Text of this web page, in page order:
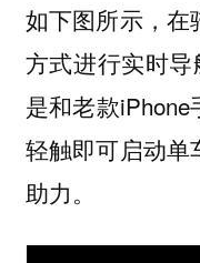
如下图所示，在
方式进行实时导
是和老款iPhone
轻触即可启动单
助力。